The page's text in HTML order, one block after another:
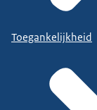
Toegankelijkheid